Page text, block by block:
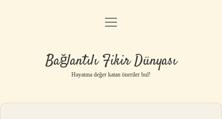
Anasayfa
Yasal Uyarı
menüyü
Bağlantılı Fikir Dünyası
Hayatına değer katan öneriler bul!